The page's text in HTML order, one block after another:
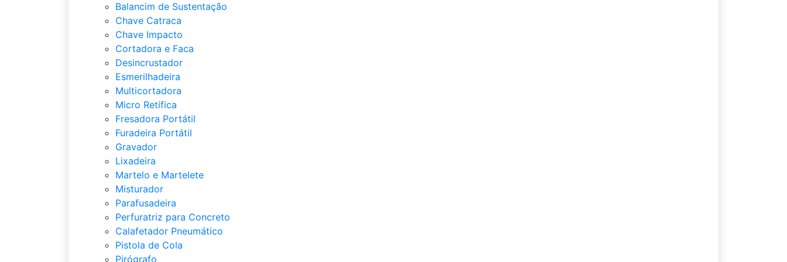
Balancim de Sustentação
Chave Catraca
Chave Impacto
Cortadora e Faca
Desincrustador
Esmerilhadeira
Multicortadora
Micro Retífica
Fresadora Portátil
Furadeira Portátil
Gravador
Lixadeira
Martelo e Martelete
Misturador
Parafusadeira
Perfuratriz para Concreto
Calafetador Pneumático
Pistola de Cola
Pirógrafo